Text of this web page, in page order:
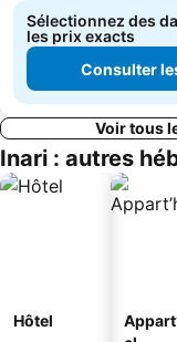
Sélectionnez des
les prix exacts
Consulter
Voir tous
Inari : autres
Hôtel